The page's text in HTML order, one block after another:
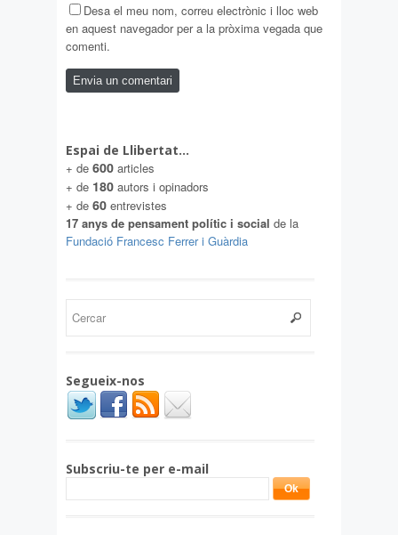
Desa el meu nom, correu electrònic i lloc web
en aquest navegador per a la pròxima vegada que
comenti.
Espai de Llibertat…
+ de 600 articles
+ de 180 autors i opinadors
+ de 60 entrevistes
17 anys de pensament polític i social de la
Fundació Francesc Ferrer i Guàrdia
Segueix-nos
Subscriu-te per e-mail